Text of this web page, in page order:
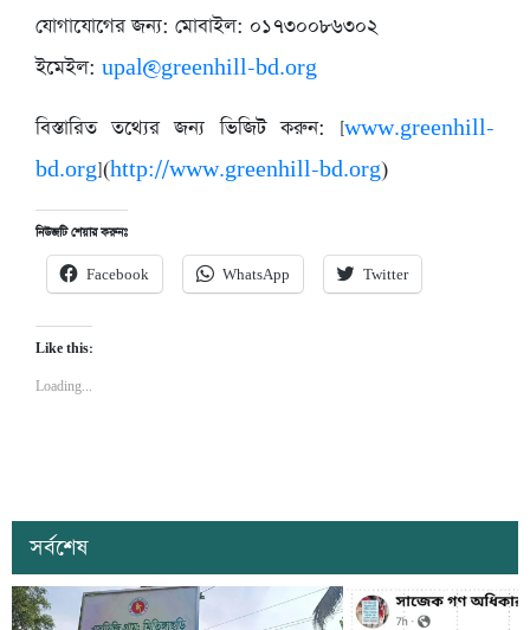
যোগাযোগের জন্য: মোবাইল: ০১৭৩০০৮৬৩০২
ইমেইল: upal@greenhill-bd.org
বিস্তারিত তথ্যের জন্য ভিজিট করুন: [www.greenhill-
bd.org](http://www.greenhill-bd.org)
নিউজটি শেয়ার করুনঃ
Facebook WhatsApp Twitter
Like this:
Loading...
সর্বশেষ